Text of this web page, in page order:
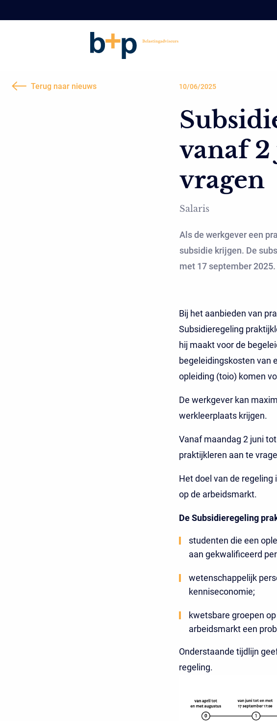
Terug naar nieuws 10/06/2025
vanaf
vragen
Salaris
Als de werkgever een
subsidie krijgen. De
met 17 september 2025.
Bij het aanbieden van
Subsidieregeling
hij maakt voor de
begeleidingskosten van
opleiding (toio) komen
De werkgever kan
werkleerplaats krijgen.
Vanaf maandag 2 juni
praktijkleren aan te
Het doel van de
op de arbeidsmarkt.
De Subsidieregeling
studenten die een
aan gekwalificeerd
wetenschappelijk
kenniseconomie;
kwetsbare groepen
arbeidsmarkt een
Onderstaande tijdlijn
regeling.